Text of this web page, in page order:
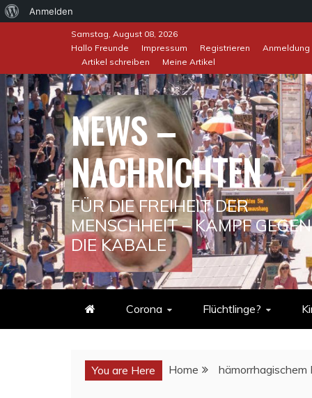
Über
Anmelden
Samstag, August 08, 2026
Hallo Freunde
Impressum Registrieren Anmeldung
Artikel schreiben
Meine Artikel
NEWS –
NACHRICHTEN
FÜR DIE FREIHEIT DER
MENSCHHEIT – KAMPF GEGEN
DIE KABALE
Corona Flüchtlinge?
You are Here Home hämorrhagischem